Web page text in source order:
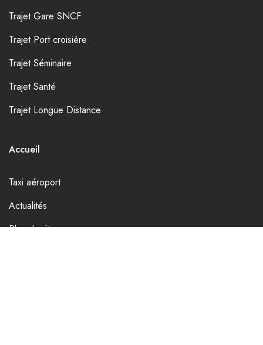
Trajet Gare SNCF
Trajet Port croisière
Trajet Séminaire
Trajet Santé
Trajet Longue Distance
Accueil
Taxi aéroport
Actualités
Plan du site